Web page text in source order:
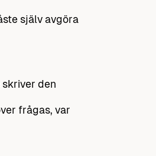
själv avgöra
den
frågas, var